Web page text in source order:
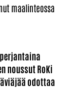
maalinteossa
noussut RoKi
odottaa